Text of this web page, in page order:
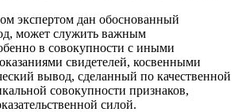
экспертом дан обоснованный
может служить важным
в совокупности с иными
свидетелей, косвенными
вывод, сделанный по качественной
совокупности признаков,
силой.